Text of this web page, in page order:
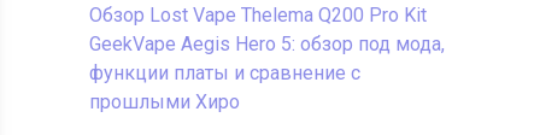
Обзор Lost Vape Thelema Q200 Pro Kit
GeekVape Aegis Hero 5: обзор под мода,
функции платы и сравнение с
прошлыми Хиро